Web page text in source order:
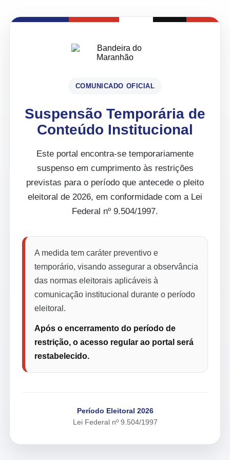
COMUNICADO OFICIAL
Suspensão Temporária de
Conteúdo Institucional
Este portal encontra-se temporariamente
suspenso em cumprimento às restrições
previstas para o período que antecede o pleito
eleitoral de 2026, em conformidade com a Lei
Federal nº 9.504/1997.
A medida tem caráter preventivo e
temporário, visando assegurar a observância
das normas eleitorais aplicáveis à
comunicação institucional durante o período
eleitoral.
Após o encerramento do período de
restrição, o acesso regular ao portal será
restabelecido.
Período Eleitoral 2026
Lei Federal nº 9.504/1997